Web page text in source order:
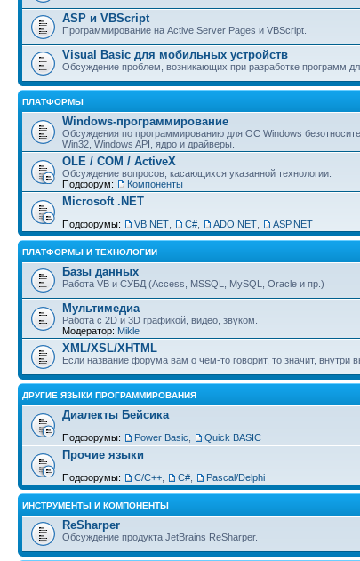
ASP и VBScript
Программирование на Active Server Pages и VBScript.
Visual Basic для мобильных устройств
Обсуждение проблем, возникающих при разработке программ
ПЛАТФОРМЫ
Windows-программирование
Обсуждения по программированию для ОС Windows
Win32, Windows API, ядро и драйверы.
OLE / COM / ActiveX
Обсуждение вопросов, касающихся указанной технологии.
Подфорум:
Компоненты
Microsoft .NET
Подфорумы: VB.NET C# ADO.NET ASP.NET
ПЛАТФОРМЫ И ТЕХНОЛОГИИ
Базы данных
Работа VB и СУБД (Access, MSSQL, MySQL, Oracle и пр.)
Мультимедиа
Работа с 2D и 3D графикой, видео, звуком.
Модератор: Mikle
XML/XSL/XHTML
Если название форума вам о чём-то говорит, то значит, внутри
ДРУГИЕ ЯЗЫКИ ПРОГРАММИРОВАНИЯ
Диалекты Бейсика
Подфорумы: Power Basic Quick BASIC
Прочие языки
Подфорумы: С/С++ C# Pascal/Delphi
ИНСТРУМЕНТЫ И КОМПОНЕНТЫ
ReSharper
Обсуждение продукта JetBrains ReSharper.